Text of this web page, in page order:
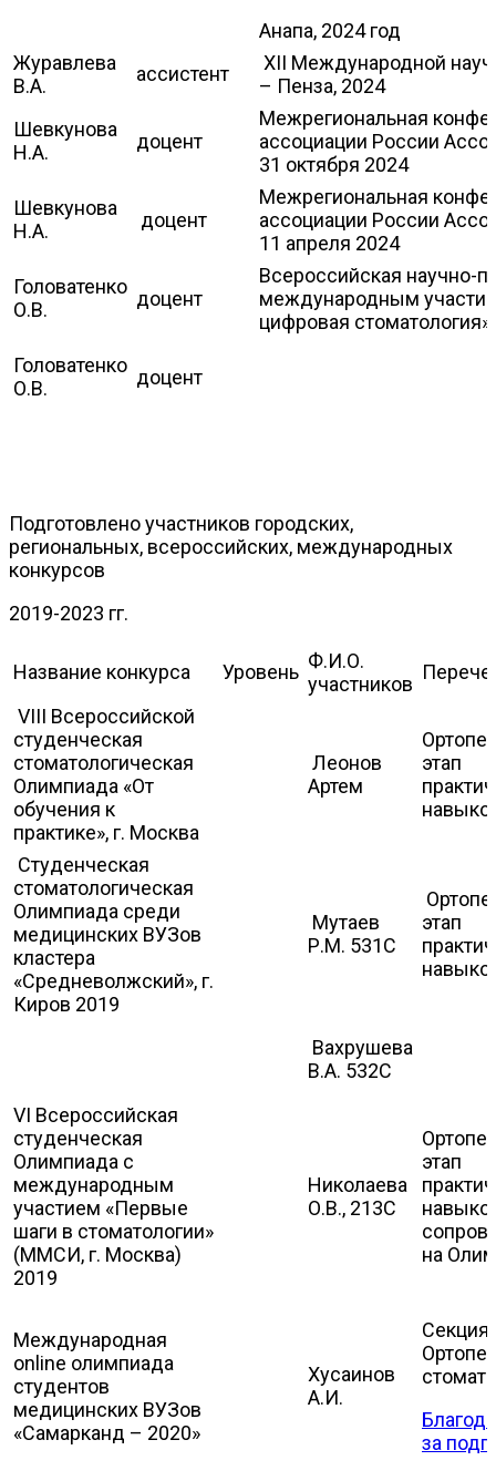
Анапа, 2024 год
Журавлева
В.А.
ассистент
XII Международной
– Пенза, 2024
Шевкунова
Н.А.
доцент
Межрегиональная
ассоциации России
31 октября 2024
Шевкунова
Н.А.
доцент
Межрегиональная
ассоциации России
11 апреля 2024
Головатенко
О.В.
доцент
Всероссийская научно-
международным
цифровая
Головатенко
О.В.
доцент
Подготовлено участников городских,
региональных, всероссийских, международных
конкурсов
2019-2023 гг.
Название конкурса Уровень Ф.И.О.
участников
VIII Всероссийской
студенческая
стоматологическая
Олимпиада «От
обучения к
практике», г. Москва
Леонов
Артем
этап
Студенческая
стоматологическая
Олимпиада среди
медицинских ВУЗов
кластера
«Средневолжский», г.
Киров 2019
Мутаев
Р.М. 531С
этап
Вахрушева
В.А. 532С
VI Всероссийская
студенческая
Олимпиада с
международным
участием «Первые
шаги в стоматологии»
(ММСИ, г. Москва)
2019
Николаева
О.В., 213С
этап
на
Международная
online олимпиада
студентов
медицинских ВУЗов
«Самарканд – 2020»
Хусаинов
А.И.
Секция
за